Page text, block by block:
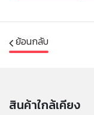
หมายเหตุ:
สินค้าอาจมีการ
แพ็คเกจโดยร้านฯ
คำเตือน/ข้อห้าม:
ย้อนกลับ
สินค้าใกล้เคียง